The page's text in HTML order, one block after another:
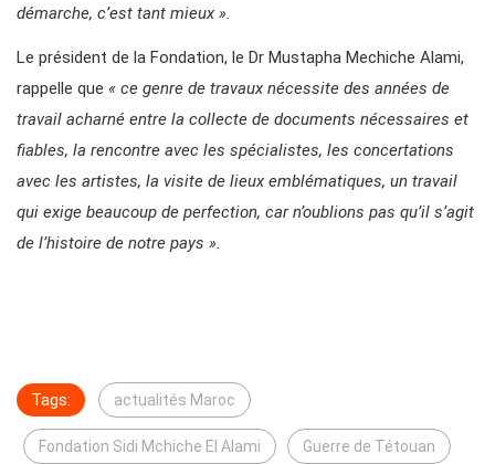
démarche, c’est tant mieux ».
Le président de la Fondation, le Dr Mustapha Mechiche Alami,
rappelle que « ce genre de travaux nécessite des années de
travail acharné entre la collecte de documents nécessaires et
fiables, la rencontre avec les spécialistes, les concertations
avec les artistes, la visite de lieux emblématiques, un travail
qui exige beaucoup de perfection, car n’oublions pas qu’il s’agit
de l’histoire de notre pays ».
Tags: actualités Maroc
Fondation Sidi Mchiche El Alami Guerre de Tétouan